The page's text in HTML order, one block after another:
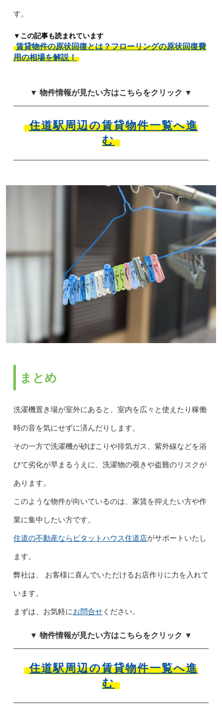
す。
▼この記事も読まれています
賃貸物件の原状回復とは？フローリングの原状回復費
用の相場を解説！
▼ 物件情報が見たい方はこちらをクリック ▼
住道駅周辺の賃貸物件一覧へ進
む
まとめ
洗濯機置き場が室外にあると、室内を広々と使えたり稼働
時の音を気にせずに済んだりします。
その一方で洗濯機が砂ぼこりや排気ガス、紫外線などを浴
びて劣化が早まるうえに、洗濯物の覗きや盗難のリスクが
あります。
このような物件が向いているのは、家賃を抑えたい方や作
業に集中したい方です。
住道の不動産ならピタットハウス住道店がサポートいたし
ます。
弊社は、 お客様に喜んでいただけるお店作りに力を入れて
います。
まずは、お気軽にお問合せください。
▼ 物件情報が見たい方はこちらをクリック ▼
住道駅周辺の賃貸物件一覧へ進
む